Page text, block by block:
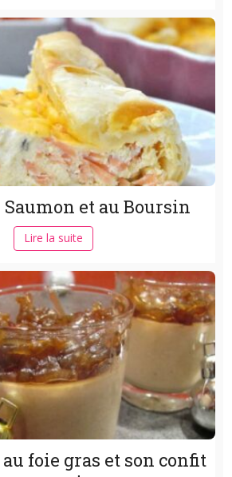
Saumon et au Boursin
Lire la suite
foie gras et son confit